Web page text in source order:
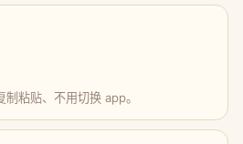
粘贴、不用切换 app。